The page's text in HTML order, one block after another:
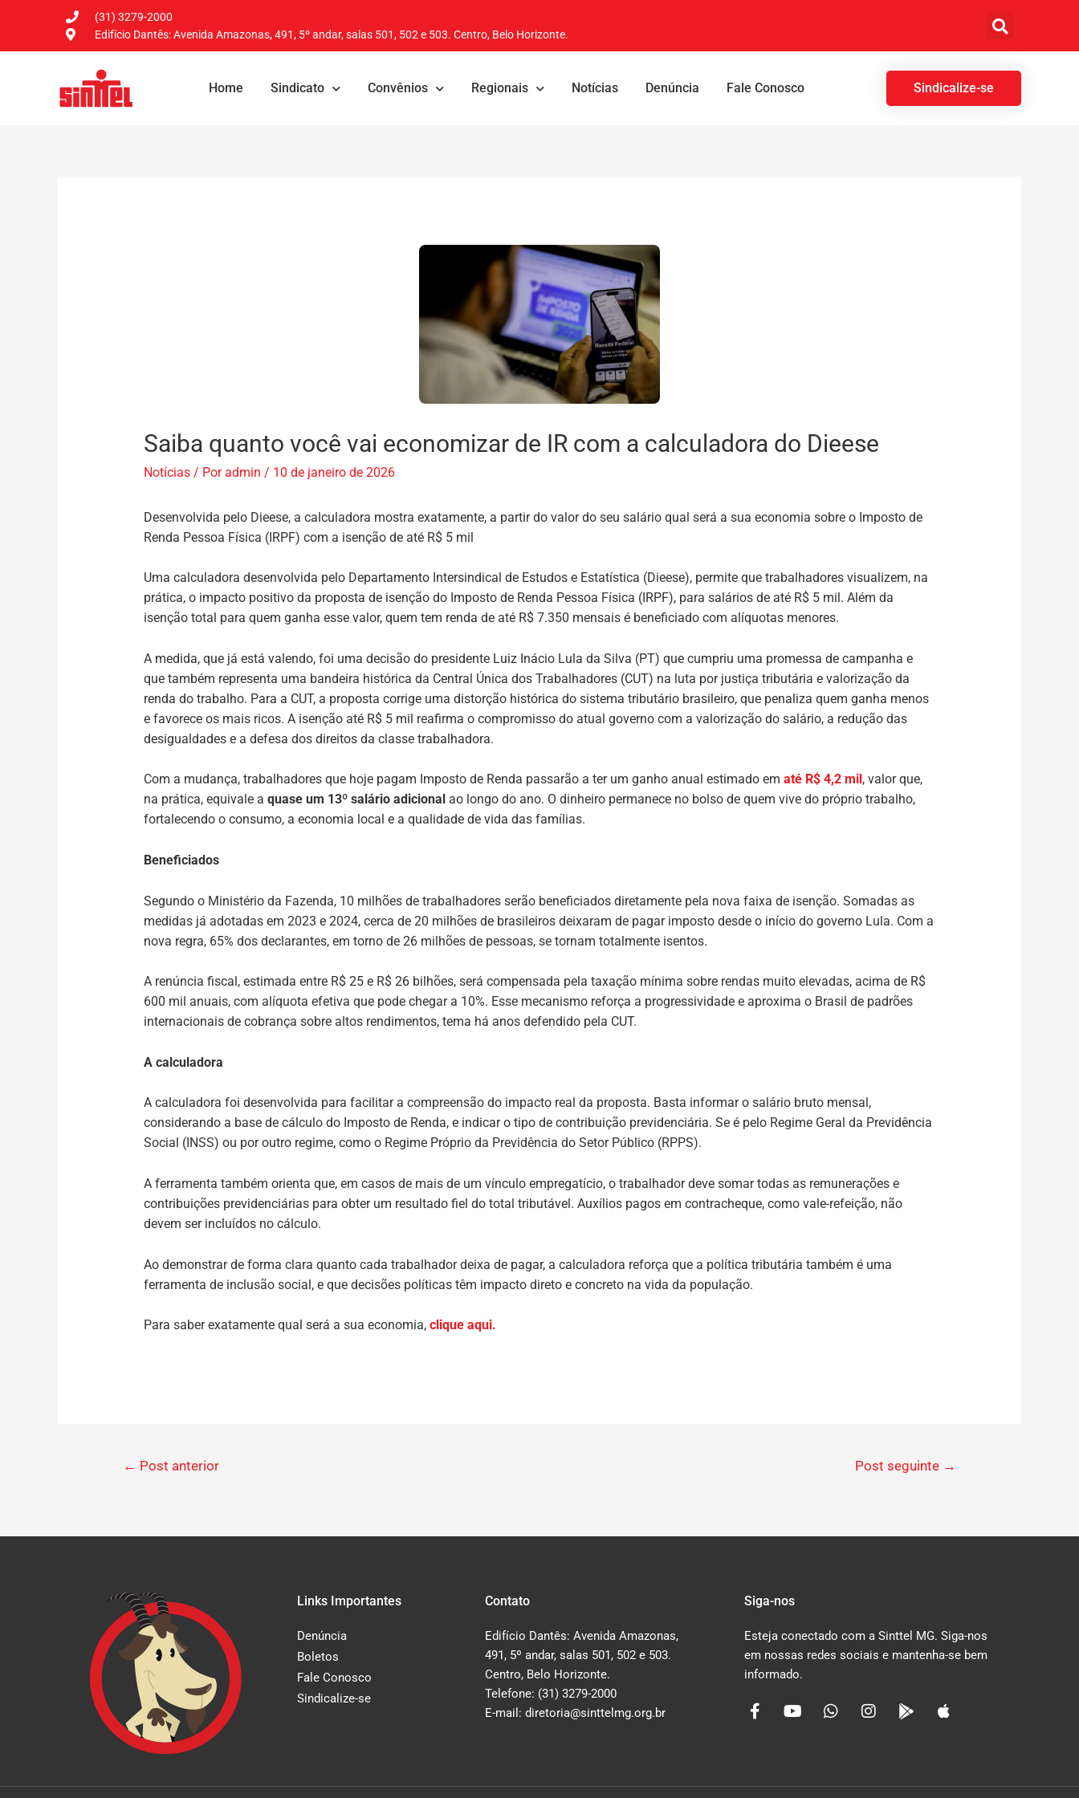
(31) 3279-2000
Edifício Dantês: Avenida Amazonas, 491, 5º andar, salas 501, 502 e 503. Centro, Belo Horizonte.
Home Sindicato Convênios Regionais Notícias Denúncia Fale Conosco Sindicalize-se
Saiba quanto você vai economizar de IR com a calculadora do Dieese
Notícias/ Poradmin / 10 de janeiro de 2026
Desenvolvida pelo Dieese, a calculadora mostra exatamente, a partir do valor do seu salário qual será a sua economia sobre o Imposto de
Renda Pessoa Física (IRPF) com a isenção de até R$ 5 mil
Uma calculadora desenvolvida pelo Departamento Intersindical de Estudos e Estatística (Dieese), permite que trabalhadores visualizem, na
prática, o impacto positivo da proposta de isenção do Imposto de Renda Pessoa Física (IRPF), para salários de até R$ 5 mil. Além da
isenção total para quem ganha esse valor, quem tem renda de até R$ 7.350 mensais é beneficiado com alíquotas menores.
A medida, que já está valendo, foi uma decisão do presidente Luiz Inácio Lula da Silva (PT) que cumpriu uma promessa de campanha e
que também representa uma bandeira histórica da Central Única dos Trabalhadores (CUT) na luta por justiça tributária e valorização da
renda do trabalho. Para a CUT, a proposta corrige uma distorção histórica do sistema tributário brasileiro, que penaliza quem ganha menos
e favorece os mais ricos. A isenção até R$ 5 mil reafirma o compromisso do atual governo com a valorização do salário, a redução das
desigualdades e a defesa dos direitos da classe trabalhadora.
Com a mudança, trabalhadores que hoje pagam Imposto de Renda passarão a ter um ganho anual estimado em até R$ 4,2 mil , valor que,
na prática, equivale a quase um 13º salário adicional ao longo do ano. O dinheiro permanece no bolso de quem vive do próprio trabalho,
fortalecendo o consumo, a economia local e a qualidade de vida das famílias.
Beneficiados
Segundo o Ministério da Fazenda, 10 milhões de trabalhadores serão beneficiados diretamente pela nova faixa de isenção. Somadas as
medidas já adotadas em 2023 e 2024, cerca de 20 milhões de brasileiros deixaram de pagar imposto desde o início do governo Lula. Com a
nova regra, 65% dos declarantes, em torno de 26 milhões de pessoas, se tornam totalmente isentos.
A renúncia fiscal, estimada entre R$ 25 e R$ 26 bilhões, será compensada pela taxação mínima sobre rendas muito elevadas, acima de R$
600 mil anuais, com alíquota efetiva que pode chegar a 10%. Esse mecanismo reforça a progressividade e aproxima o Brasil de padrões
internacionais de cobrança sobre altos rendimentos, tema há anos defendido pela CUT.
A calculadora
A calculadora foi desenvolvida para facilitar a compreensão do impacto real da proposta. Basta informar o salário bruto mensal,
considerando a base de cálculo do Imposto de Renda, e indicar o tipo de contribuição previdenciária. Se é pelo Regime Geral da Previdência
Social (INSS) ou por outro regime, como o Regime Próprio da Previdência do Setor Público (RPPS).
A ferramenta também orienta que, em casos de mais de um vínculo empregatício, o trabalhador deve somar todas as remunerações e
contribuições previdenciárias para obter um resultado fiel do total tributável. Auxílios pagos em contracheque, como vale-refeição, não
devem ser incluídos no cálculo.
Ao demonstrar de forma clara quanto cada trabalhador deixa de pagar, a calculadora reforça que a política tributária também é uma
ferramenta de inclusão social, e que decisões políticas têm impacto direto e concreto na vida da população.
Para saber exatamente qual será a sua economia, clique aqui.
← Post anterior Post seguinte →
Links Importantes
Denúncia
Boletos
Fale Conosco
Sindicalize-se
Contato
Edifício Dantês: Avenida Amazonas,
491, 5º andar, salas 501, 502 e 503.
Centro, Belo Horizonte.
Telefone: (31) 3279-2000
E-mail: diretoria@sinttelmg.org.br
Siga-nos
Esteja conectado com a Sinttel MG. Siga-nos
em nossas redes sociais e mantenha-se bem
informado.